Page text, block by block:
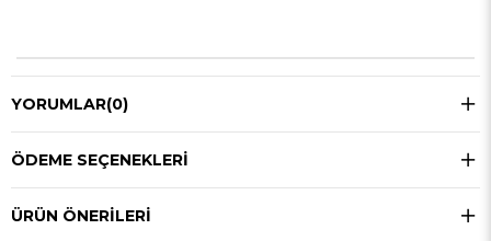
YORUMLAR(0)
ÖDEME SEÇENEKLERI
ÜRÜN ÖNERILERI